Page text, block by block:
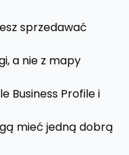
sprzedawać
a nie z mapy
Business Profile i
mieć jedną dobrą